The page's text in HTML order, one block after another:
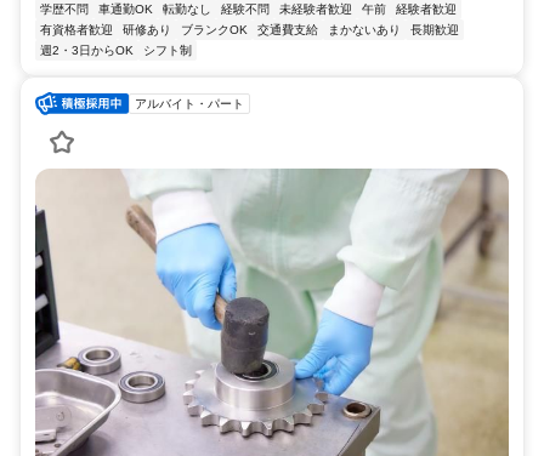
学歴不問
車通勤OK 転勤なし 経験不問 未経験者歓迎 午前
経験者歓迎
有資格者歓迎
研修あり ブランクOK 交通費支給 まかないあり
長期歓迎
週2・3日からOK
シフト制
アルバイト・パート